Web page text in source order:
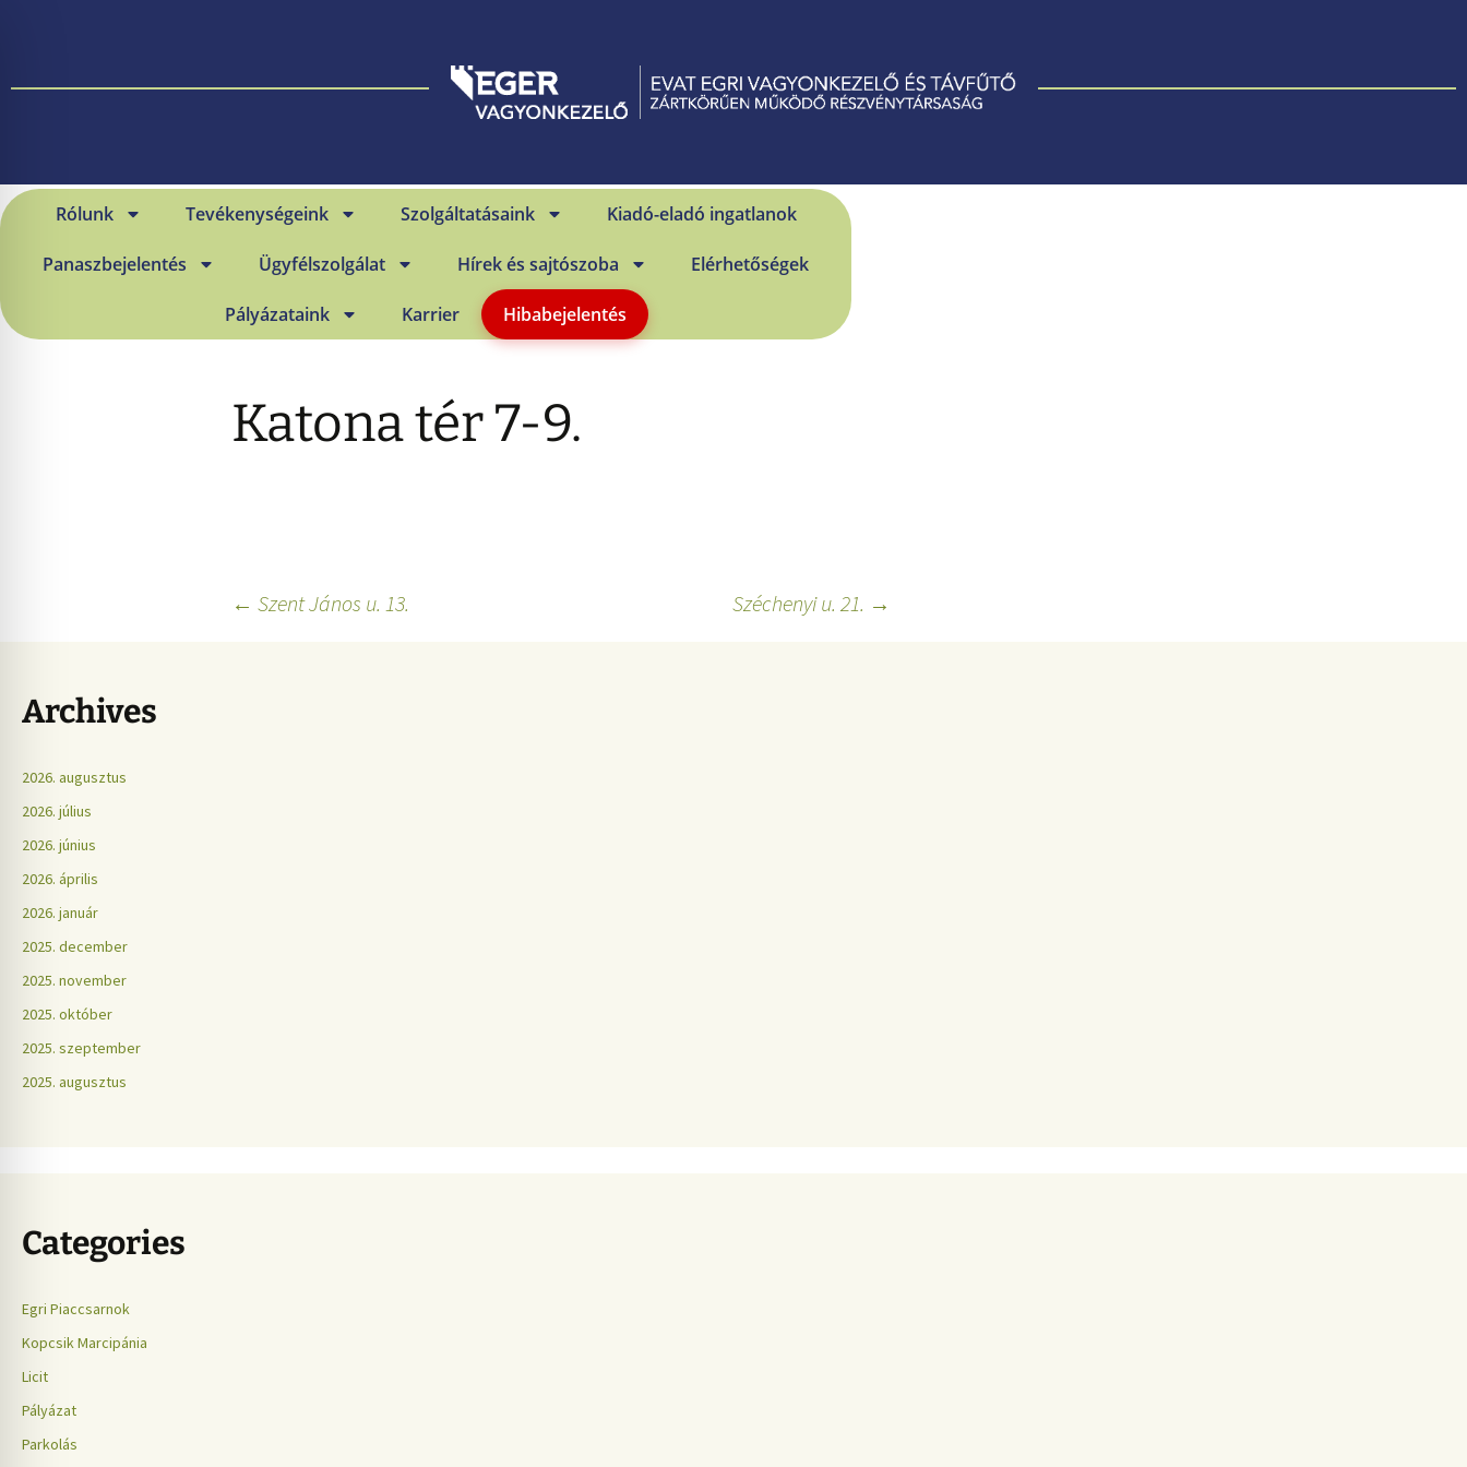
Rólunk Tevékenységeink Szolgáltatásaink Kiadó-eladó ingatlanok
Panaszbejelentés Ügyfélszolgálat Hírek és sajtószoba Elérhetőségek
Pályázataink Karrier Hibabejelentés
Katona tér 7-9.
← Szent János u. 13. Széchenyi u. 21. →
Archives
2026. augusztus
2026. július
2026. június
2026. április
2026. január
2025. december
2025. november
2025. október
2025. szeptember
2025. augusztus
Categories
Egri Piaccsarnok
Kopcsik Marcipánia
Licit
Pályázat
Parkolás